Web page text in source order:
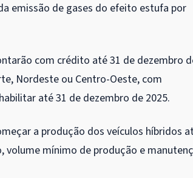
emissão de gases do efeito estufa por
com crédito até 31 de dezembro
Nordeste ou Centro-Oeste, com
até 31 de dezembro de 2025.
a produção dos veículos híbridos
volume mínimo de produção e